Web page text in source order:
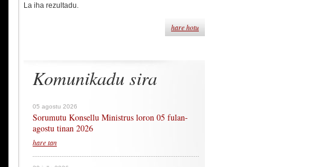
La iha rezultadu.
hare hotu
Komunikadu sira
05 agostu 2026
Sorumutu Konsellu Ministrus loron 05 fulan-
agostu tinan 2026
hare tan